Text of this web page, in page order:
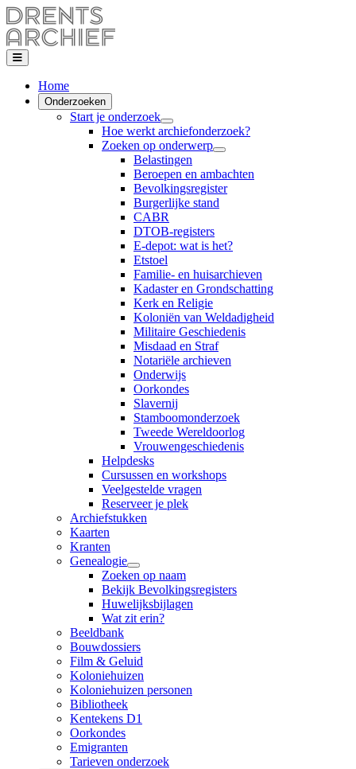
Home
Onderzoeken
Start je onderzoek
Hoe werkt archiefonderzoek?
Zoeken op onderwerp
Belastingen
Beroepen en ambachten
Bevolkingsregister
Burgerlijke stand
CABR
DTOB-registers
E-depot: wat is het?
Etstoel
Familie- en huisarchieven
Kadaster en Grondschatting
Kerk en Religie
Koloniën van Weldadigheid
Militaire Geschiedenis
Misdaad en Straf
Notariële archieven
Onderwijs
Oorkondes
Slavernij
Stamboomonderzoek
Tweede Wereldoorlog
Vrouwengeschiedenis
Helpdesks
Cursussen en workshops
Veelgestelde vragen
Reserveer je plek
Archiefstukken
Kaarten
Kranten
Genealogie
Zoeken op naam
Bekijk Bevolkingsregisters
Huwelijksbijlagen
Wat zit erin?
Beeldbank
Bouwdossiers
Film & Geluid
Koloniehuizen
Koloniehuizen personen
Bibliotheek
Kentekens D1
Oorkondes
Emigranten
Tarieven onderzoek